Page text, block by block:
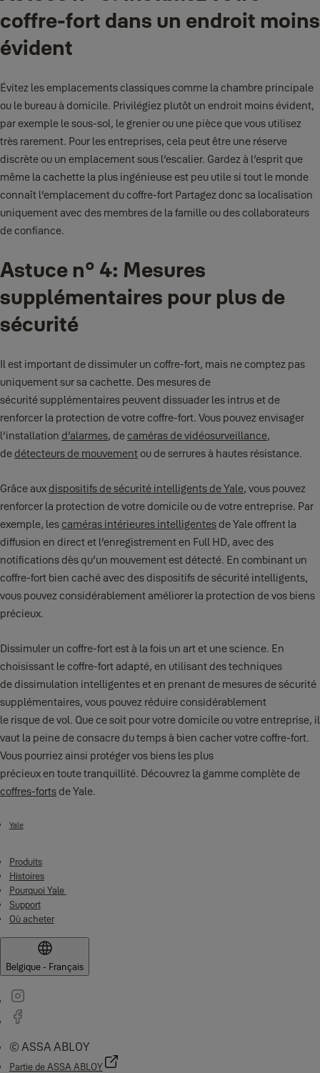
coffre-fort dans un endroit moins
évident
Évitez les emplacements classiques comme la chambre principale
ou le bureau à domicile. Privilégiez plutôt un endroit moins évident,
par exemple le sous-sol, le grenier ou une pièce que vous utilisez
très rarement. Pour les entreprises, cela peut être une réserve
discrète ou un emplacement sous l’escalier. Gardez à l’esprit que
même la cachette la plus ingénieuse est peu utile si tout le monde
connaît l’emplacement du coffre-fort Partagez donc sa localisation
uniquement avec des membres de la famille ou des collaborateurs
de confiance.
Astuce n° 4: Mesures
supplémentaires pour plus de
sécurité
Il est important de dissimuler un coffre-fort, mais ne comptez pas
uniquement sur sa cachette. Des mesures de
sécurité supplémentaires peuvent dissuader les intrus et de
renforcer la protection de votre coffre-fort. Vous pouvez envisager
l’installation d’alarmes, decaméras de vidéosurveillance,
dedétecteurs de mouvementou de serrures à hautes résistance.
Grâce auxdispositifs de sécurité intelligents de Yale, vous pouvez
renforcer la protection de votre domicile ou de votre entreprise. Par
exemple, lescaméras intérieures intelligentesde Yale offrent la
diffusion en direct et l’enregistrement en Full HD, avec des
notifications dès qu’un mouvement est détecté. En combinant un
coffre-fort bien caché avec des dispositifs de sécurité intelligents,
vous pouvez considérablement améliorer la protection de vos biens
précieux.
Dissimuler un coffre-fort est à la fois un art et une science. En
choisissant le coffre-fort adapté, en utilisant des techniques
de dissimulation intelligentes et en prenant de mesures de sécurité
supplémentaires, vous pouvez réduire considérablement
le risque de vol. Que ce soit pour votre domicile ou votre entreprise, il
vaut la peine de consacre du temps à bien cacher votre coffre-fort.
Vous pourriez ainsi protéger vos biens les plus
précieux en toute tranquillité. Découvrez la gamme complète de
coffres-fortsde Yale.
Yale
Produits
Histoires
Pourquoi Yale
Support
Où acheter
Belgique - Français
© ASSA ABLOY
Partie de ASSA ABLOY